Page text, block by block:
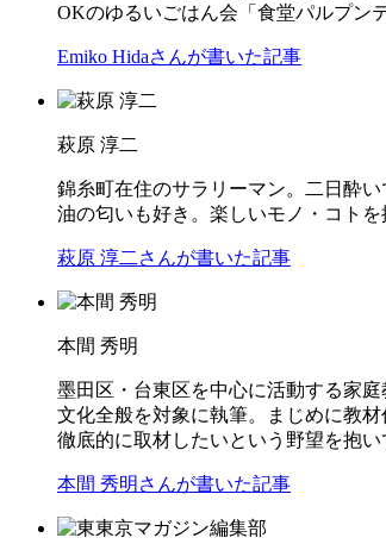
OKのゆるいごはん会「食堂パルプン
Emiko Hidaさんが書いた記事
萩原 淳二
錦糸町在住のサラリーマン。二日酔
油の匂いも好き。楽しいモノ・コトを
萩原 淳二さんが書いた記事
本間 秀明
墨田区・台東区を中心に活動する家
文化全般を対象に執筆。まじめに教
徹底的に取材したいという野望を抱い
本間 秀明さんが書いた記事